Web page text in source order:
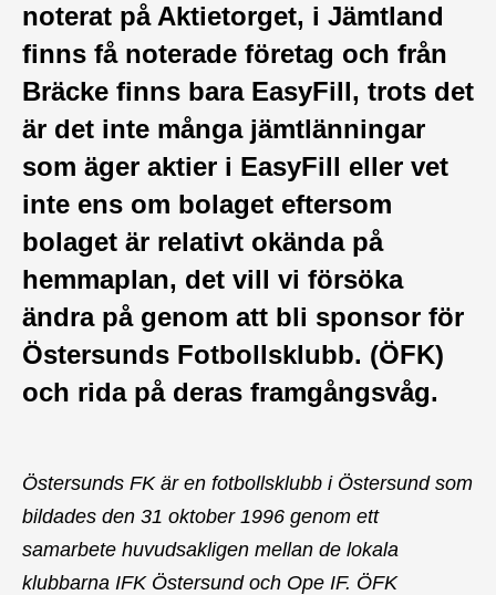
noterat på Aktietorget, i Jämtland
finns få noterade företag och från
Bräcke finns bara EasyFill, trots det
är det inte många jämtlänningar
som äger aktier i EasyFill eller vet
inte ens om bolaget eftersom
bolaget är relativt okända på
hemmaplan, det vill vi försöka
ändra på genom att bli sponsor för
Östersunds Fotbollsklubb. (ÖFK)
och rida på deras framgångsvåg.
Östersunds FK är en fotbollsklubb i Östersund som
bildades den 31 oktober 1996 genom ett
samarbete huvudsakligen mellan de lokala
klubbarna IFK Östersund och Ope IF. ÖFK